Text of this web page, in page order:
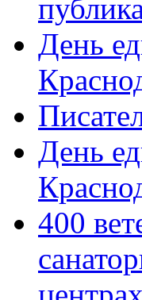
День
День
400